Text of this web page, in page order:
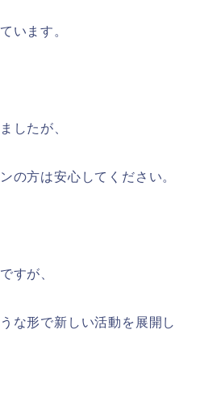
います。
したが、
の方は安心してください。
すが、
な形で新しい活動を展開し